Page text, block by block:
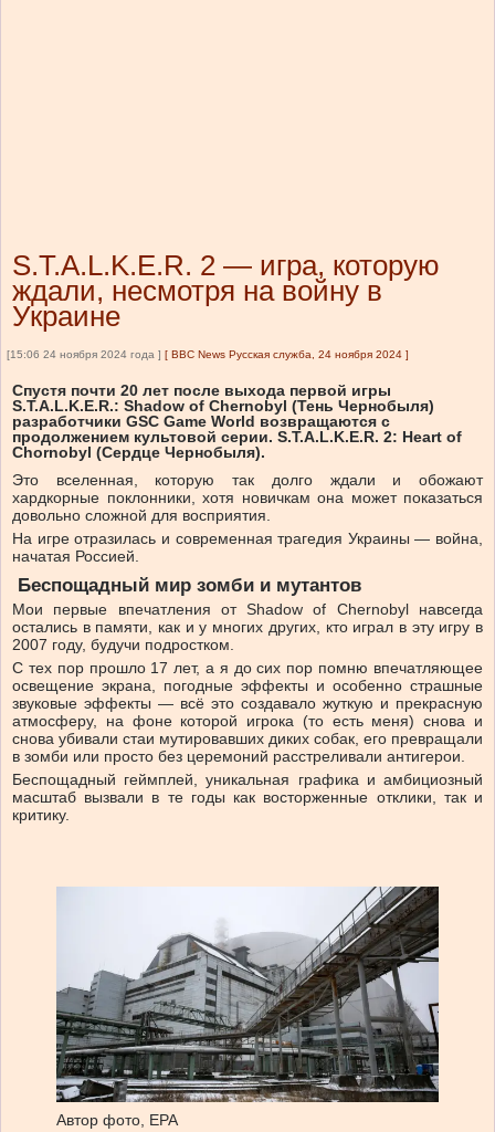
S.T.A.L.K.E.R. 2 — игра, которую
ждали, несмотря на войну в
Украине
[15:06 24 ноября 2024 года ] [ BBC News Русская служба, 24 ноября 2024 ]
Спустя почти 20 лет после выхода первой игры
S.T.A.L.K.E.R.: Shadow of Chernobyl (Тень Чернобыля)
разработчики GSC Game World возвращаются с
продолжением культовой серии. S.T.A.L.K.E.R. 2: Heart of
Chornobyl (Сердце Чернобыля).
Это вселенная, которую так долго ждали и обожают
хардкорные поклонники, хотя новичкам она может показаться
довольно сложной для восприятия.
На игре отразилась и современная трагедия Украины — война,
начатая Россией.
Беспощадный мир зомби и мутантов
Мои первые впечатления от Shadow of Chernobyl навсегда
остались в памяти, как и у многих других, кто играл в эту игру в
2007 году, будучи подростком.
С тех пор прошло 17 лет, а я до сих пор помню впечатляющее
освещение экрана, погодные эффекты и особенно страшные
звуковые эффекты — всё это создавало жуткую и прекрасную
атмосферу, на фоне которой игрока (то есть меня) снова и
снова убивали стаи мутировавших диких собак, его превращали
в зомби или просто без церемоний расстреливали антигерои.
Беспощадный геймплей, уникальная графика и амбициозный
масштаб вызвали в те годы как восторженные отклики, так и
критику.
Автор фото, EPA